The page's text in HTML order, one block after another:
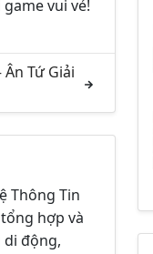
vui vẻ!
Tứ Giải
Thông Tin
hợp và
di động,